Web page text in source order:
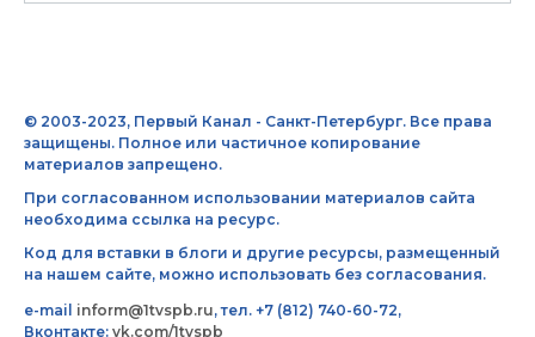
© 2003-2023, Первый Канал - Санкт-Петербург. Все права
защищены. Полное или частичное копирование
материалов запрещено.
При согласованном использовании материалов сайта
необходима ссылка на ресурс.
Код для вставки в блоги и другие ресурсы, размещенный
на нашем сайте, можно использовать без согласования.
e-mail inform@1tvspb.ru, тел. +7 (812) 740-60-72,
Вконтакте: vk.com/1tvspb